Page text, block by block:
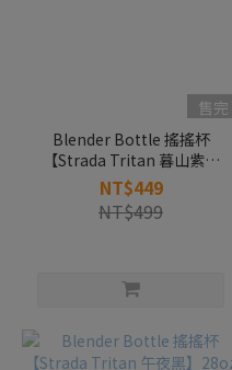
售完
Blender Bottle 搖搖杯
【Strada Tritan 暮山紫】
28oz
NT$449
NT$499